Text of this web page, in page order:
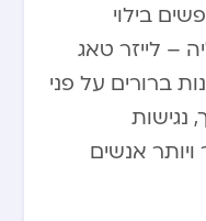
בילוי
– לייזר טאג
ברורים על פני
נגישות
אנשים